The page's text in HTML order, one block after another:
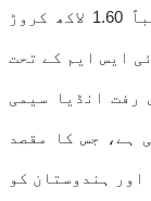
بعد، چھ ریاستوں میں پھیلے ہوئے تقریباً 1.60 لاکھ کروڑ
ایس ایم کے تحت
گئی۔یہ پیش رفت انڈیا سیمی
ہے، جس کا مقصد
ہندوستان کو